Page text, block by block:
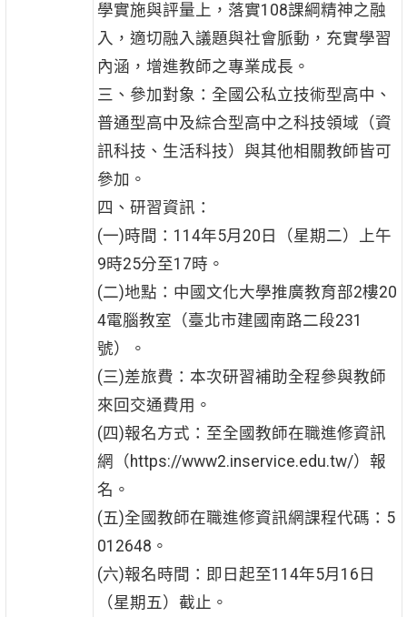
學實施與評量上，落實108課綱精神之融
入，適切融入議題與社會脈動，充實學習
內涵，增進教師之專業成長。
三、參加對象：全國公私立技術型高中、
普通型高中及綜合型高中之科技領域（資
訊科技、生活科技）與其他相關教師皆可
參加。
四、研習資訊：
(一)時間：114年5月20日（星期二）上午
9時25分至17時。
(二)地點：中國文化大學推廣教育部2樓20
4電腦教室（臺北市建國南路二段231
號）。
(三)差旅費：本次研習補助全程參與教師
來回交通費用。
(四)報名方式：至全國教師在職進修資訊
網（https://www2.inservice.edu.tw/）報
名。
(五)全國教師在職進修資訊網課程代碼：5
012648。
(六)報名時間：即日起至114年5月16日
（星期五）截止。